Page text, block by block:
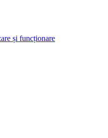
și funcționare